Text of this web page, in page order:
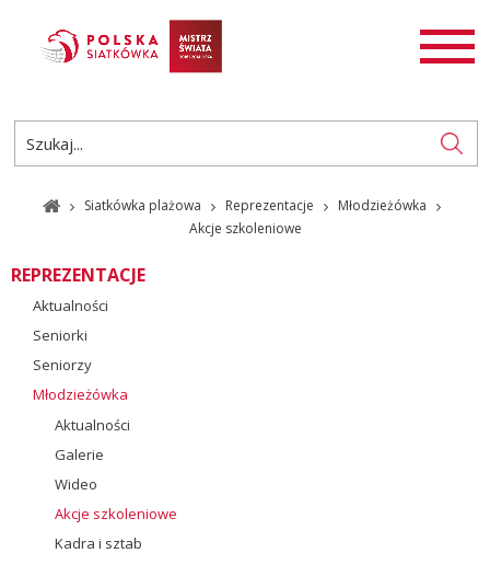
AKTUALNOŚCI
ROZGRYWKI
PL EN
Siatkówka plażowa Reprezentacje
Młodzieżówka
Akcje szkoleniowe
REPREZENTACJE
Aktualności
Seniorki
Seniorzy
Młodzieżówka
Aktualności
Galerie
Wideo
Akcje szkoleniowe
Kadra i sztab